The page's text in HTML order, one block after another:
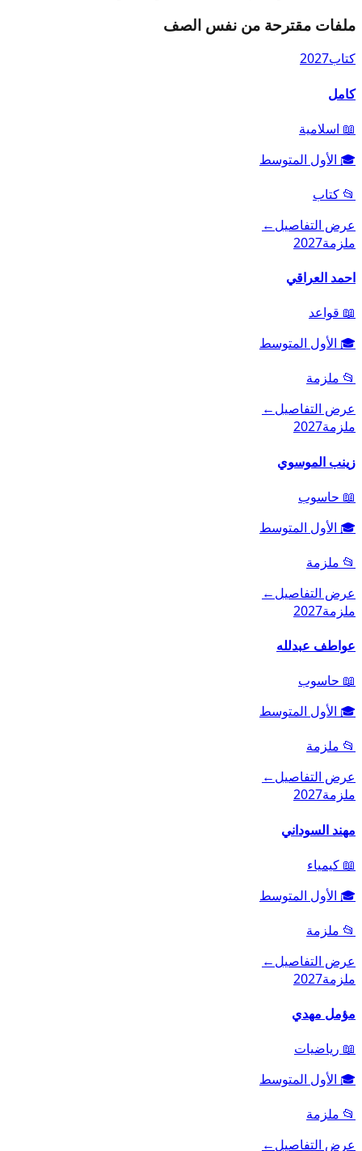
ملفات مقترحة من نفس الصف
كتاب2027
كامل
📖 اسلامية
🎓 الأول المتوسط
📂 كتاب
عرض التفاصيل←
ملزمة2027
احمد العراقي
📖 قواعد
🎓 الأول المتوسط
📂 ملزمة
عرض التفاصيل←
ملزمة2027
زينب الموسوي
📖 حاسوب
🎓 الأول المتوسط
📂 ملزمة
عرض التفاصيل←
ملزمة2027
عواطف عبدلله
📖 حاسوب
🎓 الأول المتوسط
📂 ملزمة
عرض التفاصيل←
ملزمة2027
مهند السوداني
📖 كيمياء
🎓 الأول المتوسط
📂 ملزمة
عرض التفاصيل←
ملزمة2027
مؤمل مهدي
📖 رياضيات
🎓 الأول المتوسط
📂 ملزمة
عرض التفاصيل←